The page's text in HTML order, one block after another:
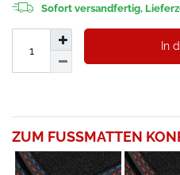
Sofort versandfertig,
In
ZUM FUSSMATTEN